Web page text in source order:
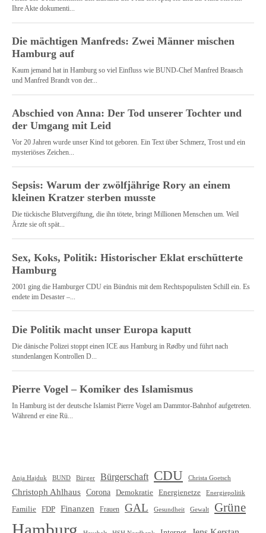
Anja Hajduk BUND Bürger Bürgerschaft CDU Christa Goetsch
Christoph Ahlhaus Corona Demokratie Energienetze Energiepolitik
Familie FDP Finanzen Frauen GAL Gesundheit Gewalt Grüne